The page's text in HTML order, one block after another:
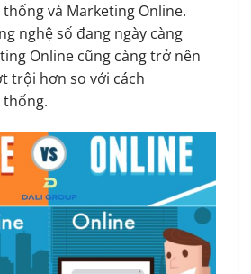
và Marketing Online.
nghệ số đang ngày càng
Online cũng càng trở nên
trội hơn so với cách